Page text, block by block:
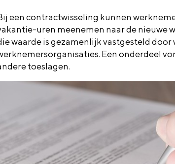
een contractwisseling kunnen
uren meenemen naar de nieuwe
waarde is gezamenlijk vastgesteld door
Een onderdeel
toeslagen.